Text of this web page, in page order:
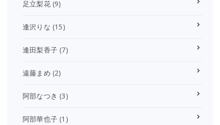
足立梨花(9)
逢沢りな (15)
逢田梨香子 (7)
遠藤まめ (2)
阿部なつき (3)
阿部華也子 (1)